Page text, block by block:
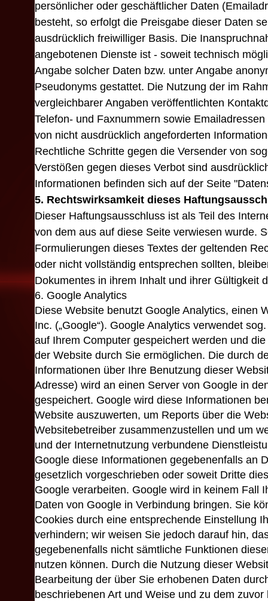
persönlicher oder geschäftlicher Daten
besteht, so erfolgt die Preisgabe dieser Daten
ausdrücklich freiwilliger Basis. Die
angebotenen Dienste ist - soweit technisch
Angabe solcher Daten bzw. unter Angabe
Pseudonyms gestattet. Die Nutzung der im
vergleichbarer Angaben veröffentlichten
Telefon- und Faxnummern sowie
von nicht ausdrücklich angeforderten
Rechtliche Schritte gegen die Versender von
Verstößen gegen dieses Verbot sind
Informationen befinden sich auf der Seite
5. Rechtswirksamkeit dieses
Dieser Haftungsausschluss ist als Teil des
von dem aus auf diese Seite verwiesen wurde.
Formulierungen dieses Textes der geltenden
oder nicht vollständig entsprechen sollten,
Dokumentes in ihrem Inhalt und ihrer Gültigkeit
6. Google Analytics
Diese Website benutzt Google Analytics, einen
Inc. („Google“). Google Analytics verwendet
auf Ihrem Computer gespeichert werden und
der Website durch Sie ermöglichen. Die durch
Informationen über Ihre Benutzung dieser
Adresse) wird an einen Server von Google in
gespeichert. Google wird diese Informationen
Website auszuwerten, um Reports über die
Websitebetreiber zusammenzustellen und um
und der Internetnutzung verbundene
Google diese Informationen gegebenenfalls an
gesetzlich vorgeschrieben oder soweit Dritte
Google verarbeiten. Google wird in keinem Fall
Daten von Google in Verbindung bringen. Sie
Cookies durch eine entsprechende Einstellung
verhindern; wir weisen Sie jedoch darauf hin,
gegebenenfalls nicht sämtliche Funktionen
nutzen können. Durch die Nutzung dieser
Bearbeitung der über Sie erhobenen Daten
beschriebenen Art und Weise und zu dem zuvor